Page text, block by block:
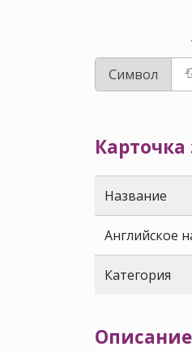
Символ
Название
Английское
Категория